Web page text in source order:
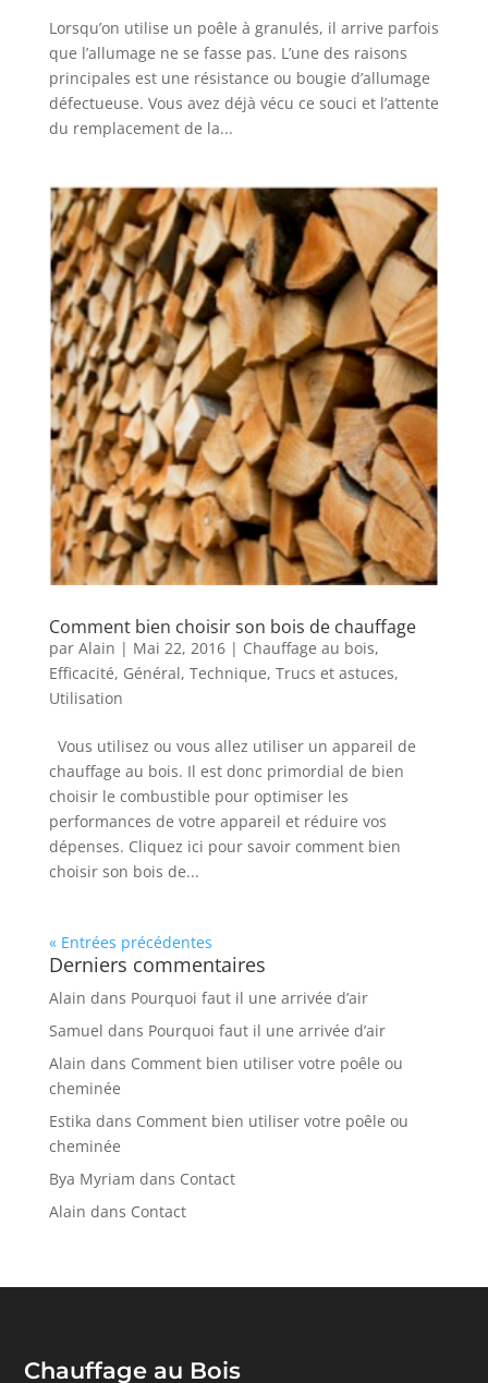
Lorsqu’on utilise un poêle à granulés, il arrive parfois
que l’allumage ne se fasse pas. L’une des raisons
principales est une résistance ou bougie d’allumage
défectueuse. Vous avez déjà vécu ce souci et l’attente
du remplacement de la...
Comment bien choisir son bois de chauffage
par Alain | Mai 22, 2016| Chauffage au bois,
Efficacité, Général, Technique, Trucs et astuces,
Utilisation
Vous utilisez ou vous allez utiliser un appareil de
chauffage au bois. Il est donc primordial de bien
choisir le combustible pour optimiser les
performances de votre appareil et réduire vos
dépenses. Cliquez ici pour savoir comment bien
choisir son bois de...
« Entrées précédentes
Derniers commentaires
Alain dans Pourquoi faut il une arrivée d’air
Samuel dans Pourquoi faut il une arrivée d’air
Alain dans Comment bien utiliser votre poêle ou
cheminée
Estika dans Comment bien utiliser votre poêle ou
cheminée
Bya Myriam dans Contact
Alain dans Contact
Chauffage au Bois